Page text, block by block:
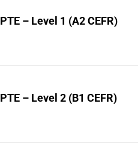
PTE – Level 1 (A2 CEFR)
PTE – Level 2 (B1 CEFR)